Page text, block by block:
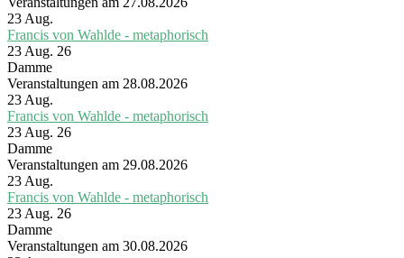
23Aug.
Francis von Wahlde - metaphorisch
23 Aug. 26
Damme
Veranstaltungen am 28.08.2026
23Aug.
Francis von Wahlde - metaphorisch
23 Aug. 26
Damme
Veranstaltungen am 29.08.2026
23Aug.
Francis von Wahlde - metaphorisch
23 Aug. 26
Damme
Veranstaltungen am 30.08.2026